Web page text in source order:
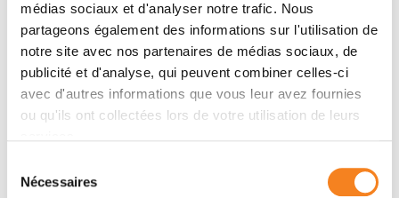
médias sociaux et d'analyser notre trafic. Nous
partageons également des informations sur l'utilisation de
notre site avec nos partenaires de médias sociaux, de
publicité et d'analyse, qui peuvent combiner celles-ci
avec d'autres informations que vous leur avez fournies
ou qu'ils ont collectées lors de votre utilisation de leurs
Nécessaires
Equipes
GENEVIEVE ALMOUZNI